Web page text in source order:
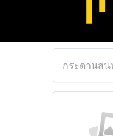
กระดานส